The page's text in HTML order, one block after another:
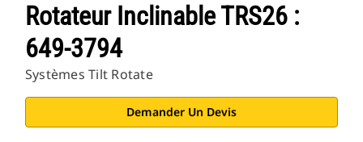
Rotateur Inclinable TRS26 :
649-3794
Systèmes Tilt Rotate
Demander Un Devis